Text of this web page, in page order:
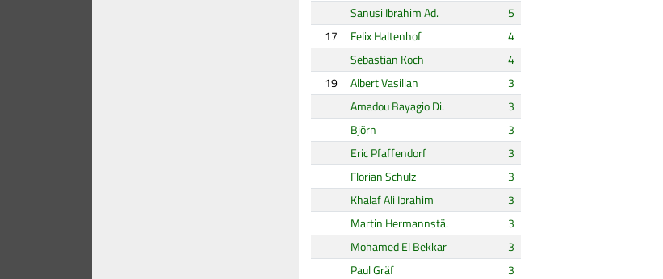
Sanusi Ibrahim Ad.
5
17
Felix Haltenhof
4
Sebastian Koch
4
19
Albert Vasilian
3
Amadou Bayagio Di.
3
Björn
3
Eric Pfaffendorf
3
Florian Schulz
3
Khalaf Ali Ibrahim
3
Martin Hermannstä.
3
Mohamed El Bekkar
3
Paul Gräf
3